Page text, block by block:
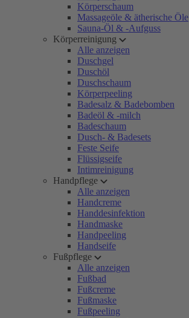
Körperschaum
Massageöle & ätherische Öle
Sauna-Öl & -Aufguss
Körperreinigung
Alle anzeigen
Duschgel
Duschöl
Duschschaum
Körperpeeling
Badesalz & Badebomben
Badeöl & -milch
Badeschaum
Dusch- & Badesets
Feste Seife
Flüssigseife
Intimreinigung
Handpflege
Alle anzeigen
Handcreme
Handdesinfektion
Handmaske
Handpeeling
Handseife
Fußpflege
Alle anzeigen
Fußbad
Fußcreme
Fußmaske
Fußpeeling